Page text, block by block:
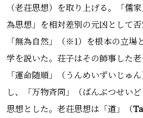
（老荘思想）を取り上げる。「儒
為思想」を相対差別の元凶として否
「無為自然」（※1）を根本の立場
学を説いた。荘子はその師事した老
「運命随順」（ うんめいずいじゅ
し、「万物斉同」（ばんぶつせいど
思想とした。老荘思想は「道」（